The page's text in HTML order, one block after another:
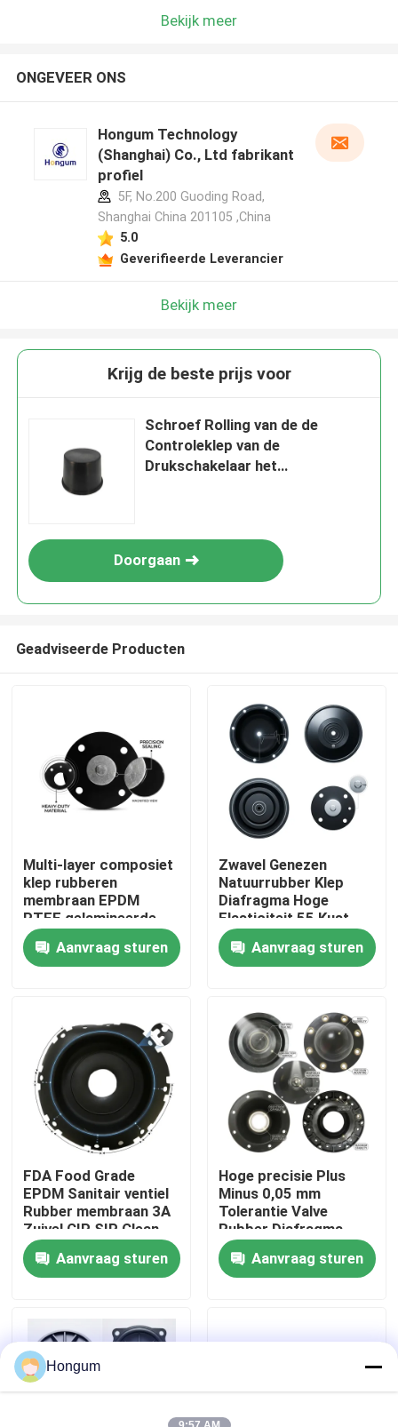
Huis
Producten
Over ons
fabriekstour
Kwaliteitscontrole
Nieuws
Gevallen
Rubberdiafragmaverbindingen
Klep Rubberdiafragma
Bekijk meer
ONGEVEER ONS
Hongum Technology
(Shanghai) Co., Ltd fabrikant
profiel
5F, No.200 Guoding Road,
Shanghai China 201105 ,China
5.0
Geverifieerde Leverancier
Bekijk meer
Krijg de beste prijs voor
Schroef Rolling van de de
Controleklep van de
Drukschakelaar het
Doorgaan
Geadviseerde Producten
Multi-layer composiet
klep rubberen
membraan EPDM
PTFE gelamineerde
chemische barrière
dubbele hardheid
Aanvraag sturen
Zwavel Genezen
Natuurrubber Klep
Diafragma Hoge
Elasticiteit 55 Kust
Een pneumatische
actuator OEM
Aanvraag sturen
FDA Food Grade
EPDM Sanitair ventiel
Rubber membraan 3A
Zuivel CIP SIP Clean
Steam Compatibel
Aanvraag sturen
Hoge precisie Plus
Minus 0,05 mm
Tolerantie Valve
Rubber Diafragma
Laser gemeten Injectie
gegotenAanvraag sturen
Hongum